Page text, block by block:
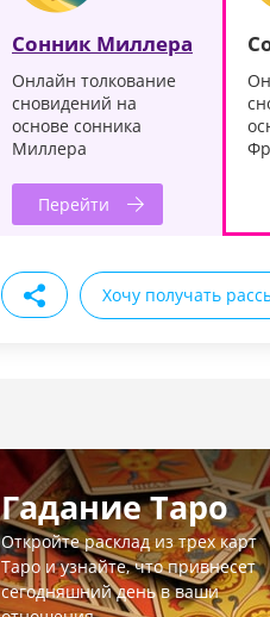
Сонник Миллера
Онлайн толкование
сновидений на
основе сонника
Миллера
Перейти
Хочу получать
Гадание Таро
Откройте расклад из трех карт
Таро и узнайте, что привнесет
сегодняшний день в ваши